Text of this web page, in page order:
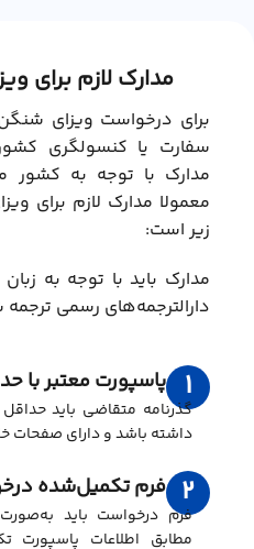
مدارک لازم برای
برای درخواست ویزای
سفارت یا کنسولگری
مدارک با توجه به کشور
معمولا مدارک لازم برای
زیر است:
مدارک باید با توجه به
دارالترجمه‌های رسمی
1 پاسپورت معتبر با حداقل ۶ ماه
گذرنامه متقاضی باید
داشته باشد و دارای صفحات
2 فرم تکمیل‌شده
فرم درخواست باید
مطابق اطلاعات پاسپورت